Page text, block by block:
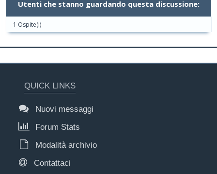
Utenti che stanno guardando questa discussione:
1 Ospite(i)
QUICK LINKS
Nuovi messaggi
Forum Stats
Modalità archivio
Contattaci